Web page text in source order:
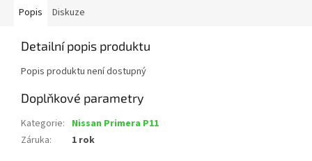
Popis Diskuze
Detailní popis produktu
Popis produktu není dostupný
Doplňkové parametry
Kategorie: Nissan Primera P11
Záruka: 1 rok